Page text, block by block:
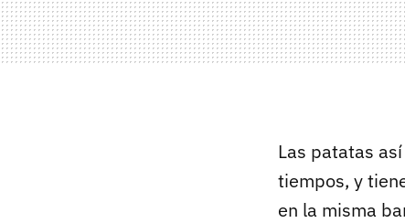
Las patatas
tiempos, y
en la misma